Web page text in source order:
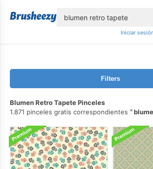
Iniciar
Filters
Blumen Retro Tapete Pinceles
1.871 pinceles gratis correspondientes